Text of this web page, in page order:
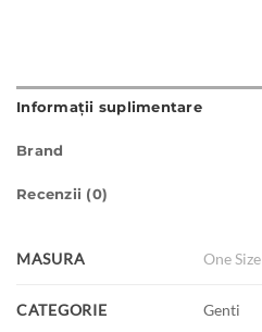
Informații suplimentare
Brand
Recenzii (0)
MASURA One Size
CATEGORIE Genti